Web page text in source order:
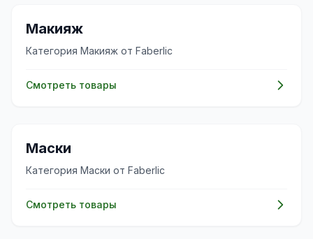
💄
Макияж
Категория Макияж от Faberlic
Смотреть товары
✨
Маски
Категория Маски от Faberlic
Смотреть товары